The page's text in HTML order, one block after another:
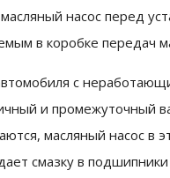
насос перед
в коробке передач
с
и промежуточный
масляный насос в
смазку в